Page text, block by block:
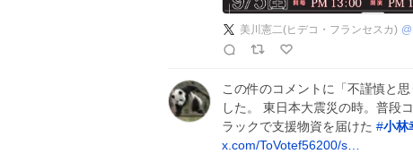
美川憲二(ヒデコ・フランセスカ) @
この件のコメントに「不謹慎と
した。 東日本大震災の時。普段
ラックで支援物資を届けた #小林
x.com/ToVotef56200/s…